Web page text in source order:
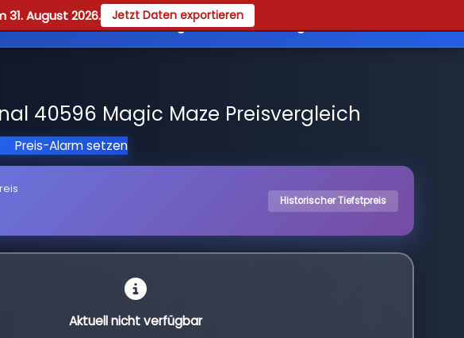
August 2026. Jetzt Daten exportieren
Guides Registrieren
40596 Magic Maze Preisvergleich
Preis-Alarm setzen
Historischer Tiefstpreis
Aktuell nicht verfügbar